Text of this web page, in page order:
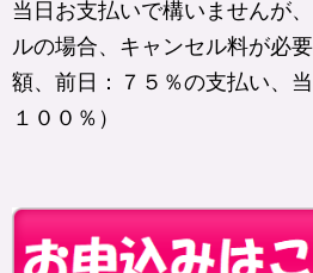
当日お支払いで構いませんが
ルの場合、キャンセル料が必
額、前日：７５％の支払い、
１００％）